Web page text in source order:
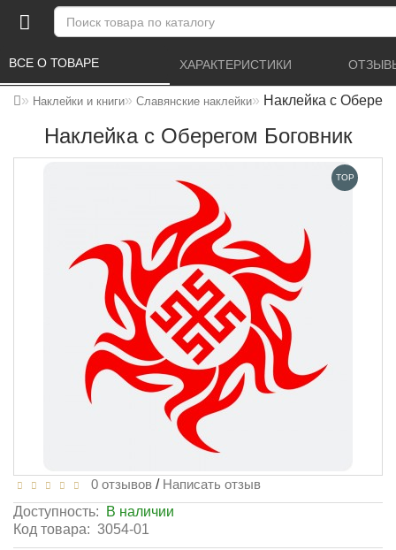
Наклейки и книги Славянские наклейки Наклейка с
Наклейка с Оберегом Боговник
ВСЕ О ТОВАРЕ ХАРАКТЕРИСТИКИ
TOP
0 отзывов / Написать отзыв
Доступность:
В наличии
Код товара: 3054-01